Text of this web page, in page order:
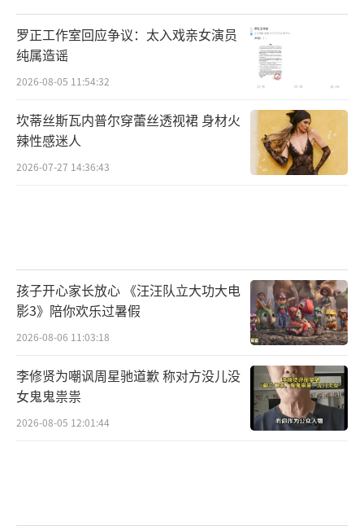
罗正工作室回应争议：太入戏亲女演员
纯属造谣
2026-08-05 11:54:32
坎蒂丝斯瓦内普尔穿蕾丝透视裙 身材火
辣性感迷人
2026-07-27 14:36:43
孩子开心家长放心 《汪汪队立大功大电
影3》陪你欢乐过暑假
2026-08-06 11:03:18
李修贤为嘲讽周星驰道歉 称对方没儿没
女鬼鬼祟祟
2026-08-05 12:01:44